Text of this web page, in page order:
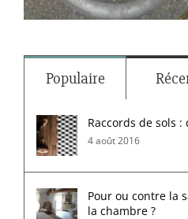
Populaire
Raccords de sols
4 août 2016
Pour ou contre la
la chambre ?